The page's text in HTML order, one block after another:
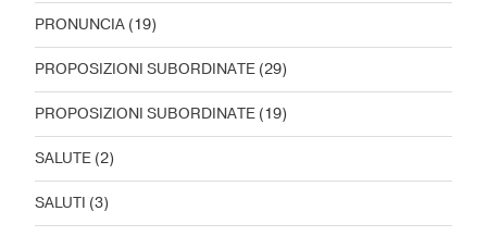
PRONUNCIA (19)
PROPOSIZIONI SUBORDINATE (29)
PROPOSIZIONI SUBORDINATE (19)
SALUTE (2)
SALUTI (3)